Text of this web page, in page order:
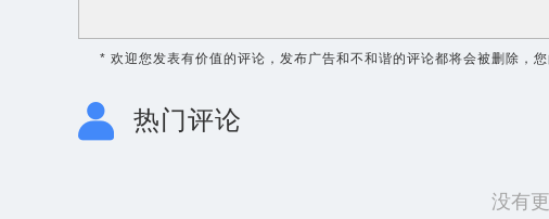
* 欢迎您发表有价值的评论，发布广告和不和谐的评论都将会被删除，您
热门评论
没有